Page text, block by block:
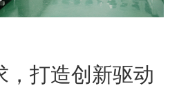
，打造创新驱动